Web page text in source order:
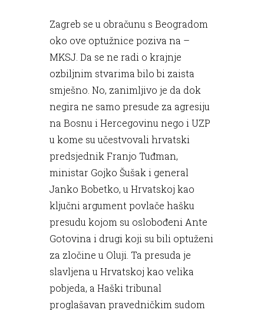
Zagreb se u obračunu s Beogradom
oko ove optužnice poziva na –
MKSJ. Da se ne radi o krajnje
ozbiljnim stvarima bilo bi zaista
smješno. No, zanimljivo je da dok
negira ne samo presude za agresiju
na Bosnu i Hercegovinu nego i UZP
u kome su učestvovali hrvatski
predsjednik Franjo Tuđman,
ministar Gojko Šušak i general
Janko Bobetko, u Hrvatskoj kao
ključni argument povlače hašku
presudu kojom su oslobođeni Ante
Gotovina i drugi koji su bili optuženi
za zločine u Oluji. Ta presuda je
slavljena u Hrvatskoj kao velika
pobjeda, a Haški tribunal
proglašavan pravedničkim sudom